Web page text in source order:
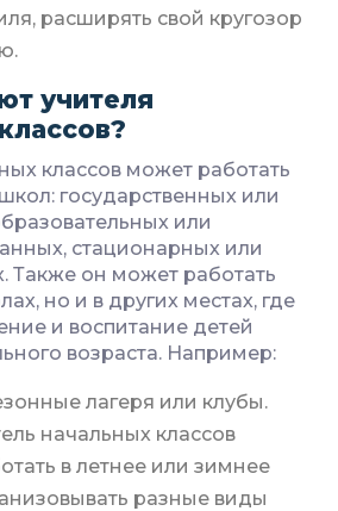
расширять свой кругозор
учителя
классов может работать
государственных или
или
стационарных или
Также он может работать
но и в других местах, где
и воспитание детей
возраста. Например:
лагеря или клубы.
начальных классов
в летнее или зимнее
разные виды